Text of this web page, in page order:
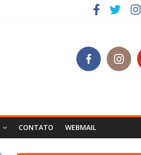
CONTATO WEBMAIL